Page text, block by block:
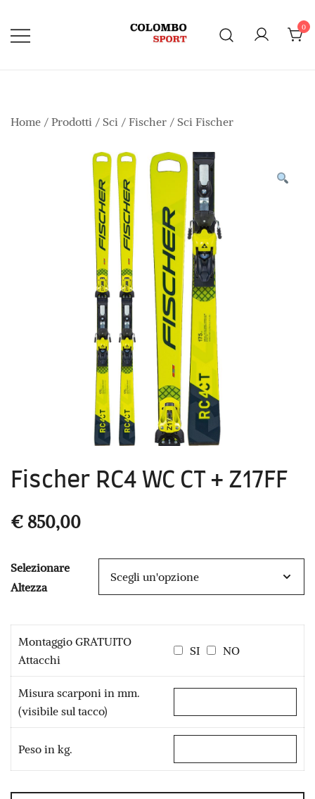
contenuto
0
Home / Prodotti / Sci / Fischer / Sci Fischer
Fischer RC4 WC CT + Z17FF
€ 850,00
Selezionare
Altezza
Montaggio GRATUITO
Attacchi
SI NO
Misura scarponi in mm.
(visibile sul tacco)
Peso in kg.